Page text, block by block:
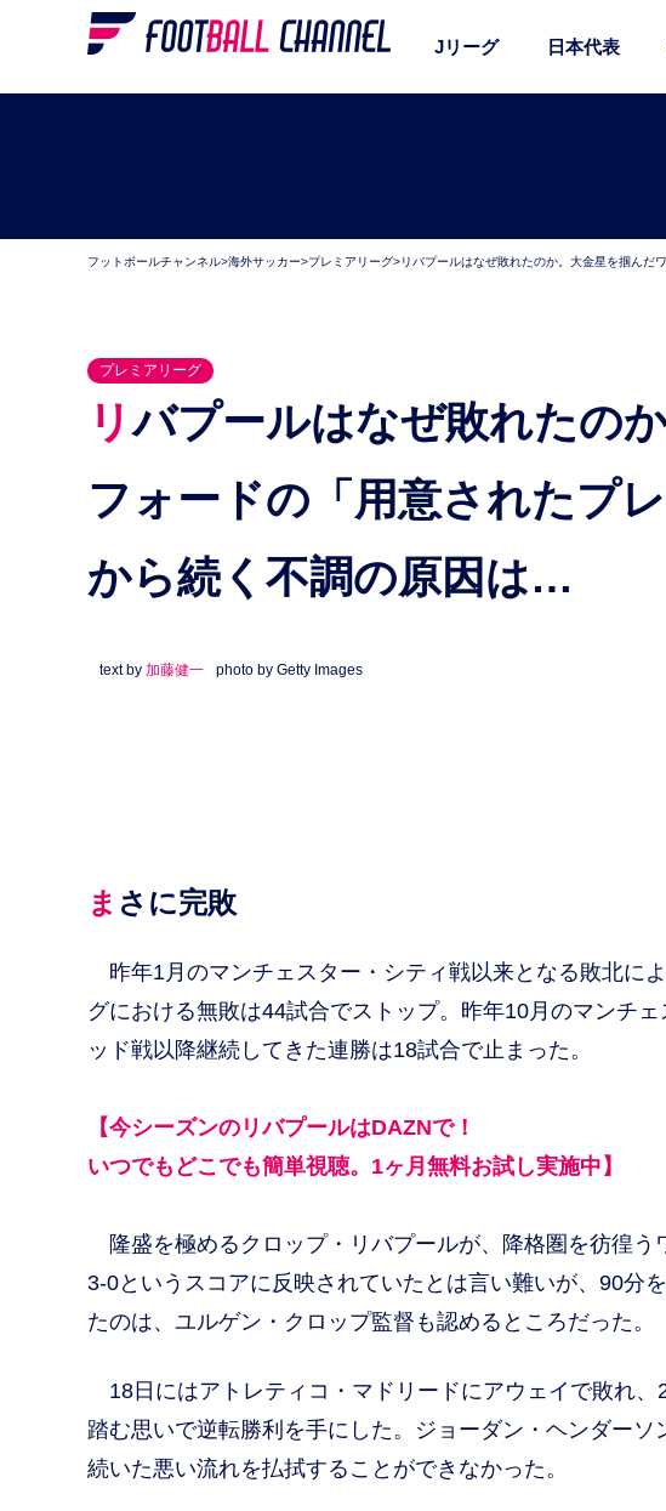
Jリーグ 日本代表
フットボールチャンネル>海外サッカー>プレミアリーグ>リバプールはなぜ敗れたのか。大金星を掴んだ
プレミアリーグ
リバプールはなぜ敗れたのか。大金星を掴んだワト
フォードの「用意されたプ
から続く不調の原因は…
text by 加藤健一 photo by Getty Images
まさに完敗
昨年1月のマンチェスター・シティ戦以来となる敗北に
グにおける無敗は44試合でストップ。昨年10月のマンチ
ッド戦以降継続してきた連勝は18試合で止まった。
【今シーズンのリバプールはDAZNで！
いつでもどこでも簡単視聴。1ヶ月無料お試し実施中】
隆盛を極めるクロップ・リバプールが、降格圏を彷徨
3-0というスコアに反映されていたとは言い難いが、90分
たのは、ユルゲン・クロップ監督も認めるところだった。
18日にはアトレティコ・マドリードにアウェイで敗れ
踏む思いで逆転勝利を手にした。ジョーダン・ヘンダー
続いた悪い流れを払拭することができなかった。